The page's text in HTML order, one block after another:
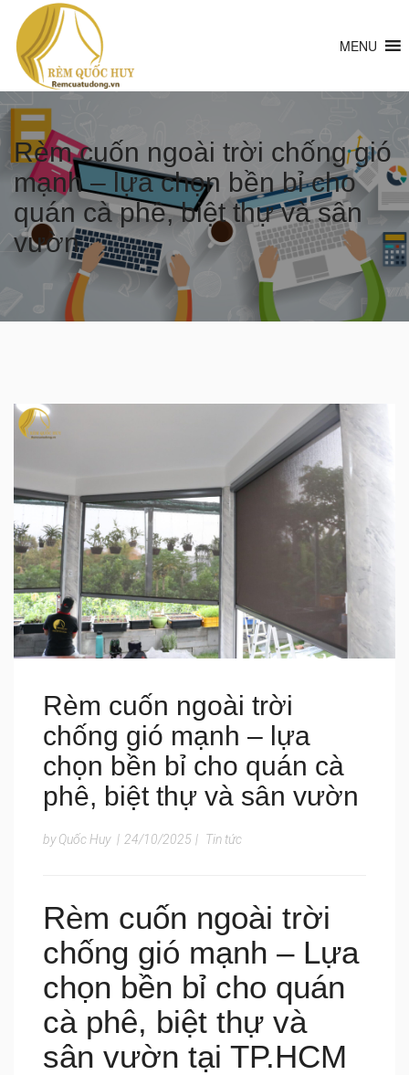
MENU
Rèm cuốn ngoài trời chống gió
mạnh – lựa chọn bền bỉ cho
quán cà phê, biệt thự và sân
vườn
Rèm cuốn ngoài trời
chống gió mạnh – lựa
chọn bền bỉ cho quán cà
phê, biệt thự và sân vườn
by Quốc Huy | 24/10/2025 | Tin tức
Rèm cuốn ngoài trời
chống gió mạnh – Lựa
chọn bền bỉ cho quán
cà phê, biệt thự và
sân vườn tại TP.HCM